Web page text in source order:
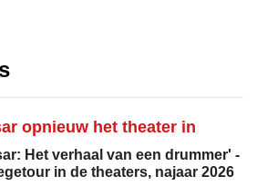
opnieuw het theater in
Het verhaal van een drummer' -
in de theaters, najaar 2026